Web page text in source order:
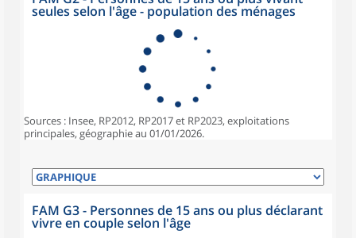
seules selon l'âge - population des ménages
Sources : Insee, RP2012, RP2017 et RP2023, exploitations
principales, géographie au 01/01/2026.
FAM G3 - Personnes de 15 ans ou plus déclarant
vivre en couple selon l'âge